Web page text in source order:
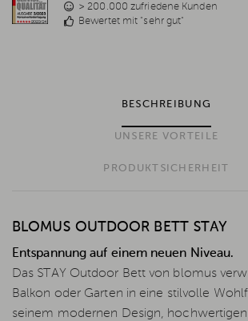
> 200.000 zufriedene Kunden
Bewertet mit "sehr gut"
BESCHREIBUNG
UNSERE VORTEILE
PRODUKTSICHERHEIT
BLOMUS OUTDOOR BETT STAY
Entspannung auf einem neuen Niveau.
Das STAY Outdoor Bett von blomus
Balkon oder Garten in eine stilvolle
seinem modernen Design,